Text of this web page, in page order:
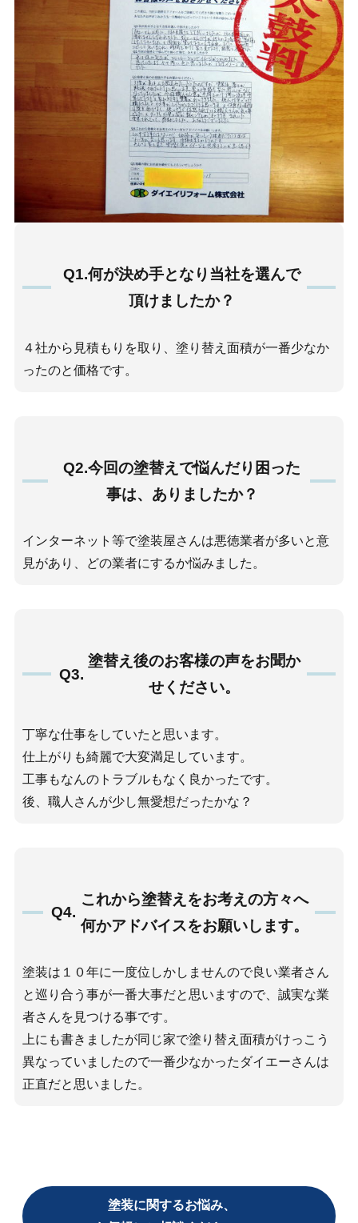
Q1.何が決め手となり当社を選んで
頂けましたか？
４社から見積もりを取り、塗り替え面積が一番少なか
ったのと価格です。
Q2.今回の塗替えで悩んだり困った
事は、ありましたか？
インターネット等で塗装屋さんは悪徳業者が多いと意
見があり、どの業者にするか悩みました。
Q3.
塗替え後のお客様の声をお聞か
せください。
丁寧な仕事をしていたと思います。
仕上がりも綺麗で大変満足しています。
工事もなんのトラブルもなく良かったです。
後、職人さんが少し無愛想だったかな？
Q4.
これから塗替えをお考えの方々へ
何かアドバイスをお願いします。
塗装は１０年に一度位しかしませんので良い業者さん
と巡り合う事が一番大事だと思いますので、誠実な業
者さんを見つける事です。
上にも書きましたが同じ家で塗り替え面積がけっこう
異なっていましたので一番少なかったダイエーさんは
正直だと思いました。
塗装に関するお悩み、